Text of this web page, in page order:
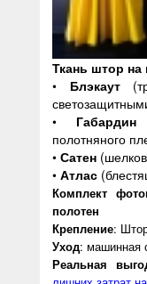
Ткань штор
• Блэкаут
• Габардин
полотняного
•Сатен
•Атлас
Комплект
полотен
Крепление:
Уход: машинная
Реальная